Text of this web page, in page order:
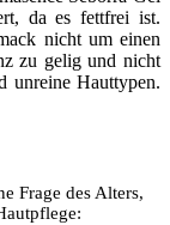
da es fettfrei ist.
nicht um einen
zu gelig und nicht
unreine Hauttypen.
Frage des Alters,